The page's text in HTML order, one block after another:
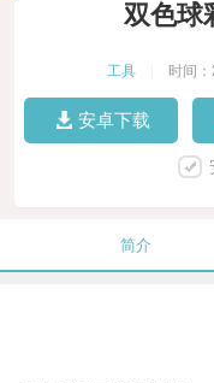
双色球
工具 时间
安卓下载
简介